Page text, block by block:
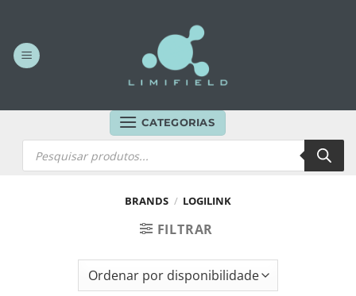
content
CATEGORIAS
Products
search
BRANDS / LOGILINK
FILTRAR